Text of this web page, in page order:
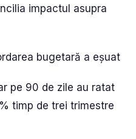
impactul asupra
bugetară a eșuat
pe 90 de zile au ratat
timp de trei trimestre